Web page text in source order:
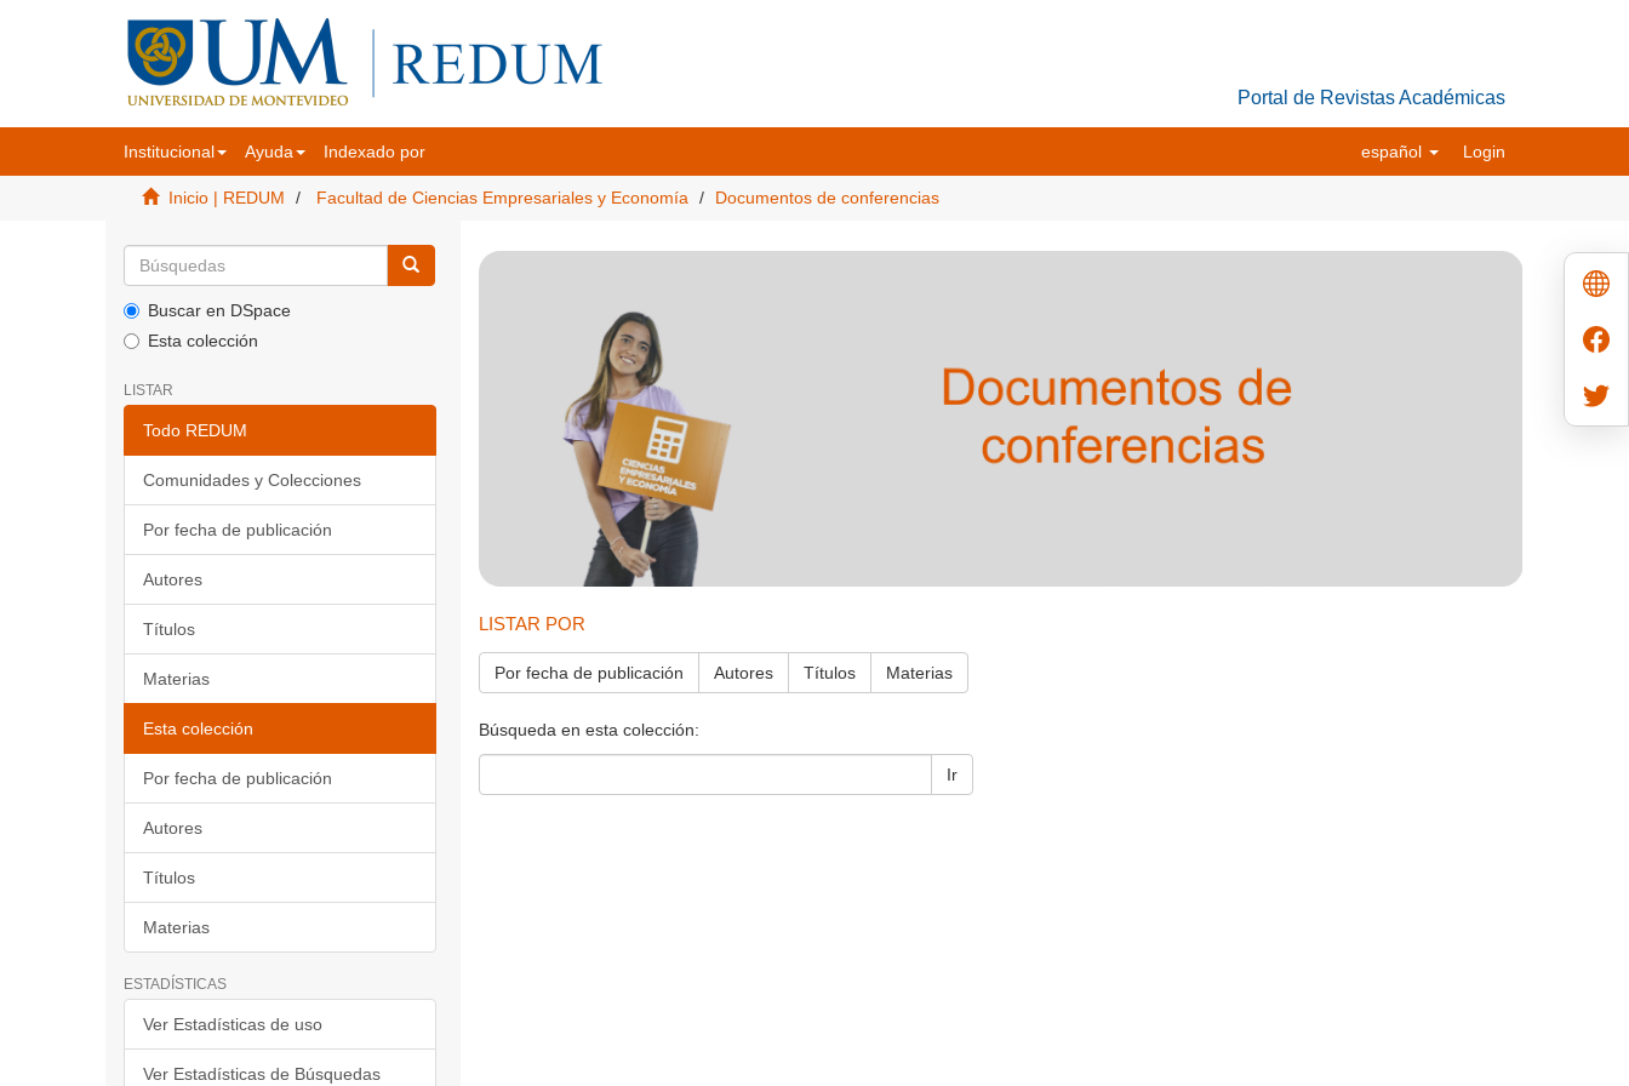
Portal de Revistas Académicas
Institucional Ayuda Indexado por español Login
Inicio | REDUM Facultad de Ciencias Empresariales y Economía Documentos de conferencias
Buscar en DSpace
Esta colección
LISTAR
Todo REDUM
Comunidades y Colecciones
Por fecha de publicación
Autores
Títulos
Materias
Esta colección
Por fecha de publicación
Autores
Títulos
Materias
ESTADÍSTICAS
Ver Estadísticas de uso
Ver Estadísticas de Búsquedas
LISTAR POR
Por fecha de publicación Autores Títulos Materias
Búsqueda en esta colección:
Ir